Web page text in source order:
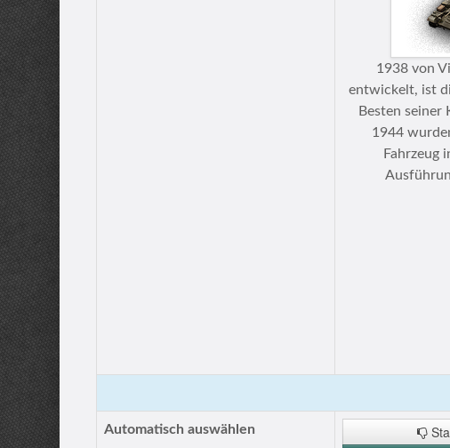
1938 von
entwickelt, ist
Besten seiner
1944
Fahrzeug
Automatisch auswählen